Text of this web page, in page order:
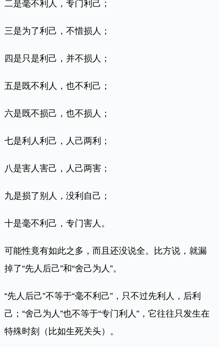
二是毫不利人，专门利己；
三是为了利己，不惜损人；
四是只是利己，并不损人；
五是既不利人，也不利己；
六是既不损己，也不损人；
七是利人利己，人己两利；
八是害人害己，人己两害；
九是损了别人，没利自己；
十是毫不利己，专门害人。
可能性竟有如此之多，而且还没说全。比方说，就漏
掉了“先人后己”和“舍己为人”。
“先人后己”不等于“毫不利己”，只不过先利人，后利
己；“舍己为人”也不等于“专门利人”，它往往只发生在
特殊时刻（比如生死关头）。